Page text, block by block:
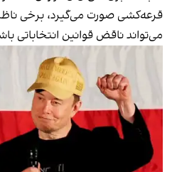
قرعه‌کشی صورت می‌گیرد، برخی
می‌تواند ناقض قوانین انتخاباتی